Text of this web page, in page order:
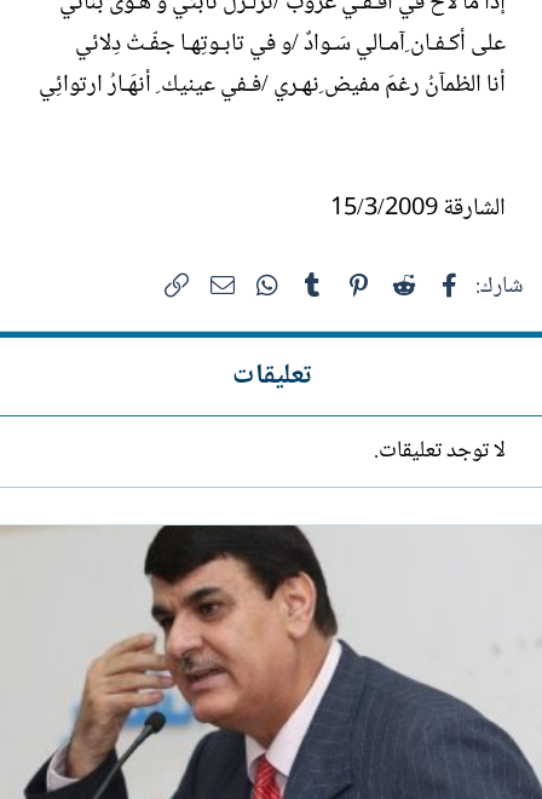
على أكـفـان ِآمـالي سَـوادٌ /و في تابـوتِهـا جفّـتْ دِلائي
أنا الظمآنُ رغمَ مفيض ِنهـري /فـفي عينيك ِ أنهَـارُ ارتوائِي
الشارقة 15/3/2009
شارك: فيسبوك Reddit
Pinterest
Tumblr
WhatsAppالبريد الإلكتروني
تعليقات
لا توجد تعليقات.